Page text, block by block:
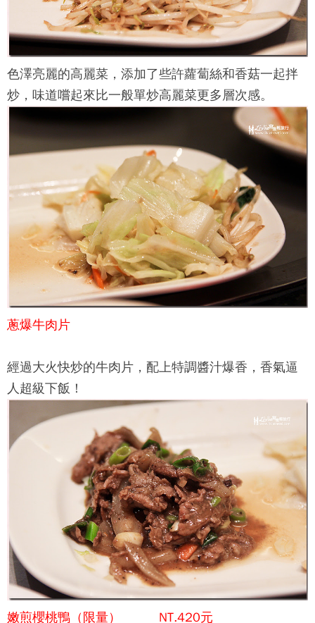
色澤亮麗的高麗菜，添加了些許蘿蔔絲和香菇一起拌
炒，味道嚐起來比一般單炒高麗菜更多層次感。
蔥爆牛肉片
經過大火快炒的牛肉片，配上特調醬汁爆香，香氣逼
人超級下飯！
嫩煎櫻桃鴨（限量） NT.420元